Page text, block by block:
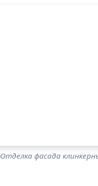
Отделка фасада